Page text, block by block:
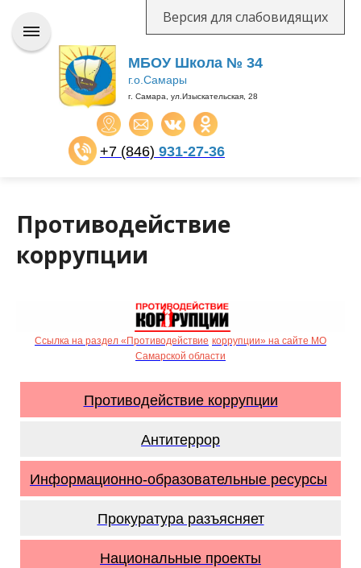
Версия для слабовидящих
МБОУ Школа № 34
г.о.Самары
г. Самара, ул.Изыскательская, 28
+7 (846) 931-27-36
Противодействие
коррупции
Ссылка на раздел «Противодействие коррупции» на сайте МО
Самарской области
Противодействие коррупции
Антитеррор
Информационно-образовательные ресурсы
Прокуратура разъясняет
Национальные проекты